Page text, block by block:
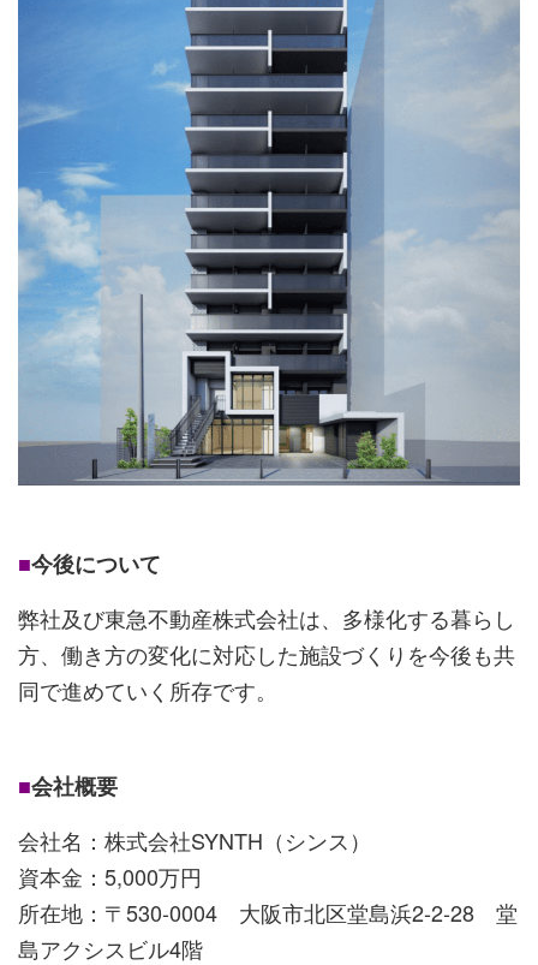
■今後について
弊社及び東急不動産株式会社は、多様化する暮らし
方、働き方の変化に対応した施設づくりを今後も共
同で進めていく所存です。
■会社概要
会社名：株式会社SYNTH（シンス）
資本金：5,000万円
所在地：〒530-0004 大阪市北区堂島浜2-2-28 堂
島アクシスビル4階